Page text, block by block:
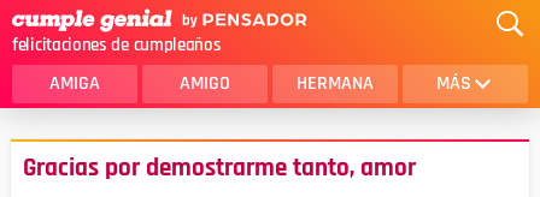
felicitaciones de cumpleaños
AMIGA AMIGO HERMANA MÁS
MAMA
AMOR
Gracias por demostrarme tanto, amor